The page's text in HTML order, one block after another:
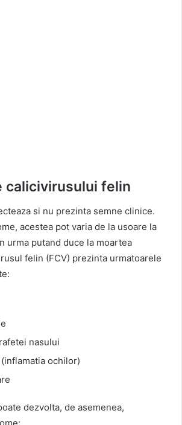
calicivirusului felin
si nu prezinta semne clinice.
acestea pot varia de la usoare la
urma putand duce la moartea
felin (FCV) prezinta urmatoarele
nasului
ochilor)
dezvolta, de asemenea,